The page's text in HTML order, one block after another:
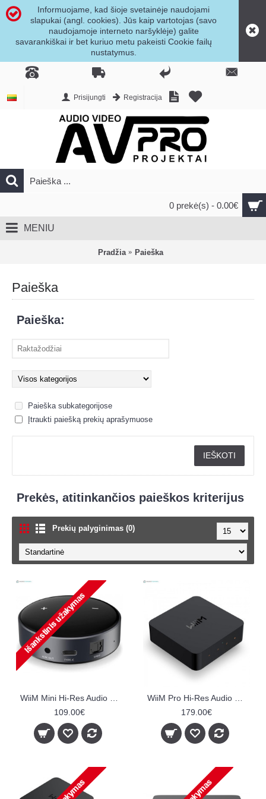
Informuojame, kad šioje svetainėje naudojami
slapukai (angl. cookies). Jūs kaip vartotojas (savo
naudojamoje interneto naršyklėje) galite
savarankiškai ir bet kuriuo metu pakeisti Cookie failų
nustatymus.
Prisijungti Registracija
0 prekė(s) - 0.00€
MENIU
Pradžia Paieška
Paieška
Paieška:
Paieška subkategorijose
Įtraukti paiešką prekių aprašymuose
Prekės, atitinkančios paieškos kriterijus
Prekių palyginimas (0)
109.00€
179.00€